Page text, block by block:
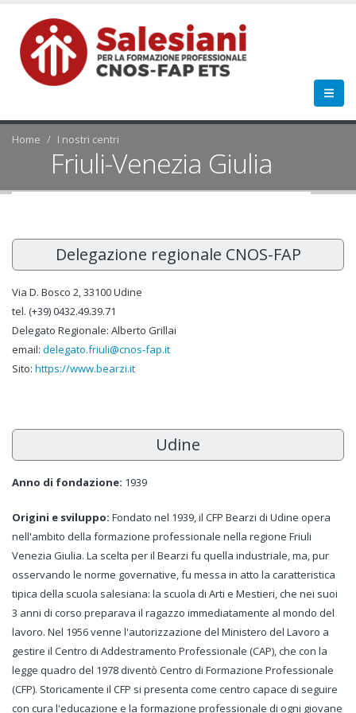
Home I nostri centri
Friuli-Venezia Giulia
Delegazione regionale CNOS-FAP
Via D. Bosco 2, 33100 Udine
tel. (+39) 0432.49.39.71
Delegato Regionale: Alberto Grillai
email: delegato.friuli@cnos-fap.it
Sito: https://www.bearzi.it
Udine
Anno di fondazione: 1939
Origini e sviluppo: Fondato nel 1939, il CFP Bearzi di Udine opera
nell'ambito della formazione professionale nella regione Friuli
Venezia Giulia. La scelta per il Bearzi fu quella industriale, ma, pur
osservando le norme governative, fu messa in atto la caratteristica
tipica della scuola salesiana: la scuola di Arti e Mestieri, che nei suoi
3 anni di corso preparava il ragazzo immediatamente al mondo del
lavoro. Nel 1956 venne l'autorizzazione del Ministero del Lavoro a
gestire il Centro di Addestramento Professionale (CAP), che con la
legge quadro del 1978 diventò Centro di Formazione Professionale
(CFP). Storicamente il CFP si presenta come centro capace di seguire
con cura l'educazione e la formazione professionale di ogni giovane